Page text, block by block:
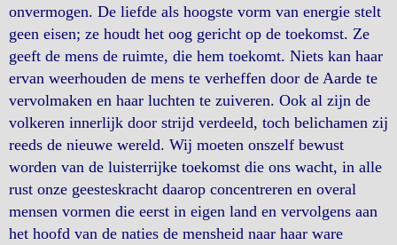
onvermogen. De liefde als hoogste vorm van energie stelt
geen eisen; ze houdt het oog gericht op de toekomst. Ze
geeft de mens de ruimte, die hem toekomt. Niets kan haar
ervan weerhouden de mens te verheffen door de Aarde te
vervolmaken en haar luchten te zuiveren. Ook al zijn de
volkeren innerlijk door strijd verdeeld, toch belichamen zij
reeds de nieuwe wereld. Wij moeten onszelf bewust
worden van de luisterrijke toekomst die ons wacht, in alle
rust onze geesteskracht daarop concentreren en overal
mensen vormen die eerst in eigen land en vervolgens aan
het hoofd van de naties de mensheid naar haar ware